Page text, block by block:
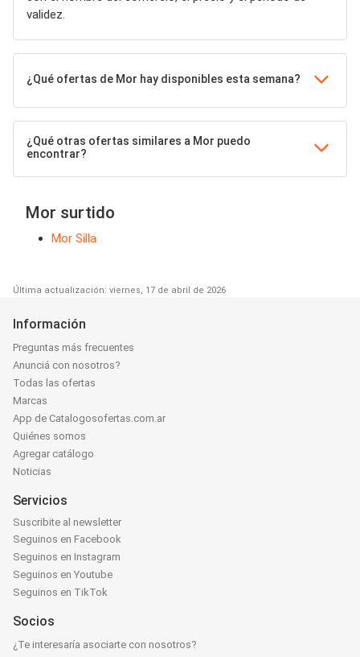
validez.
¿Qué ofertas de Mor hay disponibles esta semana?
¿Qué otras ofertas similares a Mor puedo
encontrar?
Mor surtido
Mor Silla
Última actualización: viernes, 17 de abril de 2026
Información
Preguntas más frecuentes
Anunciá con nosotros?
Todas las ofertas
Marcas
App de Catalogosofertas.com.ar
Quiénes somos
Agregar catálogo
Noticias
Servicios
Suscribite al newsletter
Seguinos en Facebook
Seguinos en Instagram
Seguinos en Youtube
Seguinos en TikTok
Socios
¿Te interesaría asociarte con nosotros?